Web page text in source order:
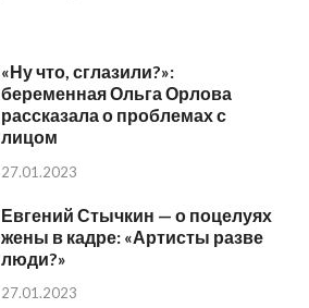
«Ну что, сглазили?»:
беременная Ольга Орлова
рассказала о проблемах с
лицом
27.01.2023
Евгений Стычкин — о поцелуях
жены в кадре: «Артисты разве
люди?»
27.01.2023